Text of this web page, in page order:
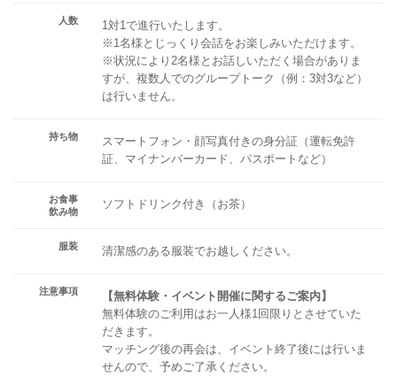
人数
1対1で進行いたします。
※1名様とじっくり会話をお楽しみいただけます。
※状況により2名様とお話しいただく場合がありま
すが、複数人でのグループトーク（例：3対3など）
は行いません。
持ち物
スマートフォン・顔写真付きの身分証（運転免許
証、マイナンバーカード、パスポートなど）
お食事
飲み物
ソフトドリンク付き（お茶）
服装 清潔感のある服装でお越しください。
注意事項
【無料体験・イベント開催に関するご案内】
無料体験のご利用はお一人様1回限りとさせていた
だきます。
マッチング後の再会は、イベント終了後には行いま
せんので、予めご了承ください。